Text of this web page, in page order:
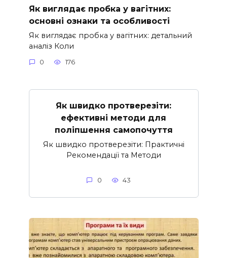
Як виглядає пробка у вагітних:
основні ознаки та особливості
Як виглядає пробка у вагітних: детальний
аналіз Коли
0 176
Як швидко протверезіти:
ефективні методи для
поліпшення самопочуття
Як швидко протверезіти: Практичні
Рекомендації та Методи
0 43